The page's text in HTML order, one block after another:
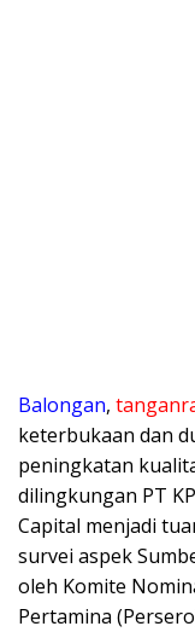
Balongan,
keterbukaan dan
peningkatan
dilingkungan PT
Capital menjadi
survei aspek
oleh Komite
Pertamina